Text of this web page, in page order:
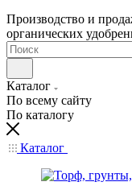
Производство и
органических
Каталог
По всему сайту
По каталогу
Каталог